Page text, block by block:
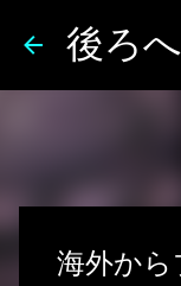
後ろ
海外か